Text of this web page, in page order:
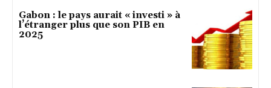
Gabon : le pays aurait « investi » à
l’étranger plus que son PIB en
2025